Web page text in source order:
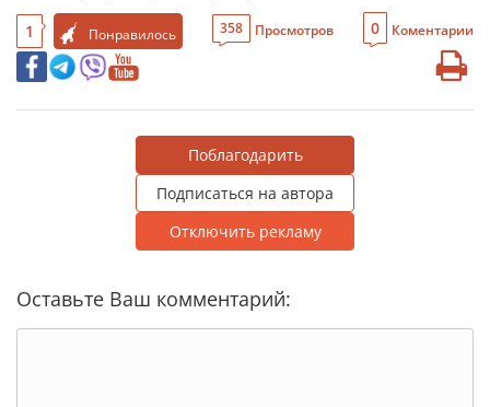
1 Понравилось 358 Просмотров 0 Коментарии
Поблагодарить
Подписаться на автора
Отключить рекламу
Оставьте Ваш комментарий: